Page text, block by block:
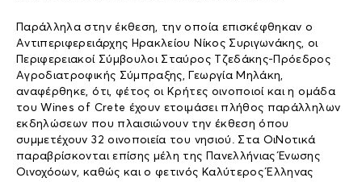
Παράλληλα στην έκθεση, την οποία επισκέφθηκαν ο
Αντιπεριφερειάρχης Ηρακλείου Νίκος Συριγωνάκης, οι
Περιφερειακοί Σύμβουλοι Σταύρος Τζεδάκης-Πρόεδρος
Αγροδιατροφικής Σύμπραξης, Γεωργία Μηλάκη,
αναφέρθηκε, ότι, φέτος οι Κρήτες οινοποιοί και η ομάδα
του Wines of Crete έχουν ετοιμάσει πλήθος παράλληλων
εκδηλώσεων που πλαισιώνουν την έκθεση όπου
συμμετέχουν 32 οινοποιεία του νησιού. Στα ΟιΝοτικά
παραβρίσκονται επίσης μέλη της Πανελλήνιας Ένωσης
Οινοχόοων, καθώς και ο φετινός Καλύτερος Έλληνας